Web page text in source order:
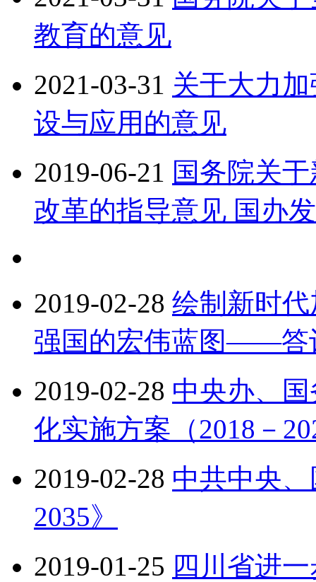
教育的意见
2021-03-31 关于大力
设与应用的意见
2019-06-21 国务院关
改革的指导意见 国办
2019-02-28 绘制新时
强国的宏伟蓝图——答
2019-02-28 中央办、
化实施方案（2018－
2019-02-28 中共中央
2035》
2019-01-25 四川省进